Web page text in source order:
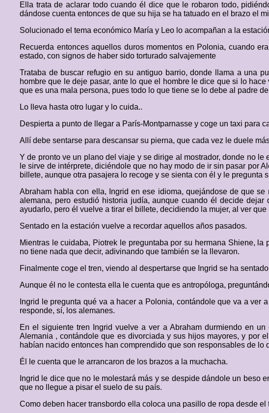
Ella trata de aclarar todo cuando él dice que le robaron todo,
dándose cuenta entonces de que su hija se ha tatuado en el brazo el
Solucionado el tema económico María y Leo lo acompañan a la
Recuerda entonces aquellos duros momentos en Polonia, cuando
estado, con signos de haber sido torturado salvajemente
Trataba de buscar refugio en su antiguo barrio, donde llama a una
hombre que le deje pasar, ante lo que el hombre le dice que si lo
que es una mala persona, pues todo lo que tiene se lo debe al padre
Lo lleva hasta otro lugar y lo cuida..
Despierta a punto de llegar a París-Montparnasse y coge un taxi para
Allí debe sentarse para descansar su pierna, que cada vez le duele
Y de pronto ve un plano del viaje y se dirige al mostrador, donde no
le sirve de intérprete, diciéndole que no hay modo de ir sin pasar por
billete, aunque otra pasajera lo recoge y se sienta con él y le pregunta
Abraham habla con ella, Ingrid en ese idioma, quejándose de que
alemana, pero estudió historia judía, aunque cuando él decide
ayudarlo, pero él vuelve a tirar el billete, decidiendo la mujer, al ver
Sentado en la estación vuelve a recordar aquellos años pasados.
Mientras le cuidaba, Piotrek le preguntaba por su hermana Shiene,
no tiene nada que decir, adivinando que también se la llevaron.
Finalmente coge el tren, viendo al despertarse que Ingrid se ha
Aunque él no le contesta ella le cuenta que es antropóloga,
Ingrid le pregunta qué va a hacer a Polonia, contándole que va a
responde, sí, los alemanes.
En el siguiente tren Ingrid vuelve a ver a Abraham durmiendo en
Alemania , contándole que es divorciada y sus hijos mayores, y por
habían nacido entonces han comprendido que son responsables de
Él le cuenta que le arrancaron de los brazos a la muchacha.
Ingrid le dice que no le molestará más y se despide dándole un beso
que no llegue a pisar el suelo de su país.
Como deben hacer transbordo ella coloca una pasillo de ropa desde